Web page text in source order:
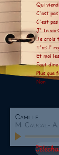
Qui
C'est
C'est
J' te vois
Je crois
T'as l'
Et moi
Faut dire
Plus que
Non
Camille
M. Caucal-